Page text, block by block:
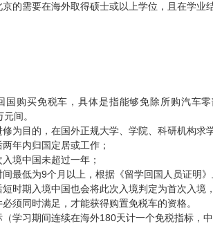
的需要在海外取得硕士或以上学位，且在学业
国购买免税车，具体是指能够免除所购汽车
间。
为目的，在国外正规大学、学院、科研机构求
年内归国定居或工作；
境中国未超过一年；
最低为9个月以上，根据《留学回国人员证明
时期入境中国也会将此次入境判定为首次入境
须同时满足，才能获得购置免税车的资格。
学习期间连续在海外180天计一个免税指标，